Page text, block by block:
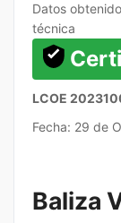
Datos
técnica
LCOE
Fecha: 29 de
Baliza